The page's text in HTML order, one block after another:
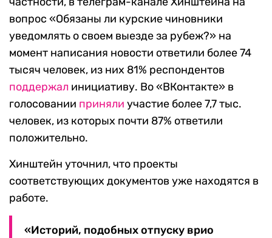
вопрос «Обязаны ли курские чиновники
уведомлять о своем выезде за рубеж?» на
момент написания новости ответили более 74
тысяч человек, из них 81% респондентов
поддержал инициативу. Во «ВКонтакте» в
голосовании приняли участие более 7,7 тыс.
человек, из которых почти 87% ответили
положительно.
Хинштейн уточнил, что проекты
соответствующих документов уже находятся в
работе.
«Историй, подобных отпуску врио